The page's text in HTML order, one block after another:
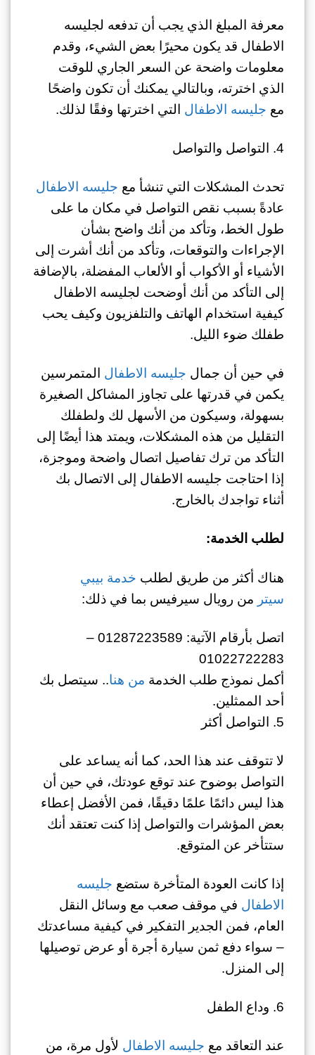
معرفة المبلغ الذي يجب أن تدفعه لجليسه
الاطفال قد يكون محيرًا بعض الشيء، وقدم
معلومات واضحة عن السعر الجاري للوقت
الذي اخترته، وبالتالي يمكنك أن تكون واضحًا
مع جليسه الاطفال التي اخترتها وفقًا لذلك.
4. التواصل والتواصل
تحدث المشكلات التي تنشأ مع جليسه الاطفال
عادةً بسبب نقص التواصل في مكان ما على
طول الخط، وتأكد من أنك واضح بشأن
الإجراءات والتوقعات، وتأكد من أنك أشرت إلى
الأشياء أو الأكواب أو الألعاب المفضلة، بالإضافة
إلى التأكد من أنك أوضحت لجليسه الاطفال
كيفية استخدام الهاتف والتلفزيون وكيف يحب
طفلك ضوء الليل.
في حين أن جمال جليسه الاطفال المتمرسين
يكمن في قدرتها على تجاوز المشاكل الصغيرة
بسهولة، وسيكون من الأسهل لك ولطفلك
التقليل من هذه المشكلات، ويمتد هذا أيضًا إلى
التأكد من ترك تفاصيل اتصال واضحة وموجزة،
إذا احتاجت جليسه الاطفال إلى الاتصال بك
أثناء تواجدك بالخارج.
لطلب الخدمة:
هناك أكثر من طريق لطلب خدمة بيبي
سيتر من رويال سيرفيس بما في ذلك:
اتصل بأرقام الآتية: 01287223589 –
01022722283
أكمل نموذج طلب الخدمة من هنا.. سيتصل بك
أحد الممثلين.
5. التواصل أكثر
لا تتوقف عند هذا الحد، كما أنه يساعد على
التواصل بوضوح عند توقع عودتك، في حين أن
هذا ليس دائمًا علمًا دقيقًا، فمن الأفضل إعطاء
بعض المؤشرات والتواصل إذا كنت تعتقد أنك
ستتأخر عن المتوقع.
إذا كانت العودة المتأخرة ستضع جليسه
الاطفال في موقف صعب مع وسائل النقل
العام، فمن الجدير التفكير في كيفية مساعدتك
– سواء دفع ثمن سيارة أجرة أو عرض توصيلها
إلى المنزل.
6. وداع الطفل
عند التعاقد مع جليسه الاطفال لأول مرة، من